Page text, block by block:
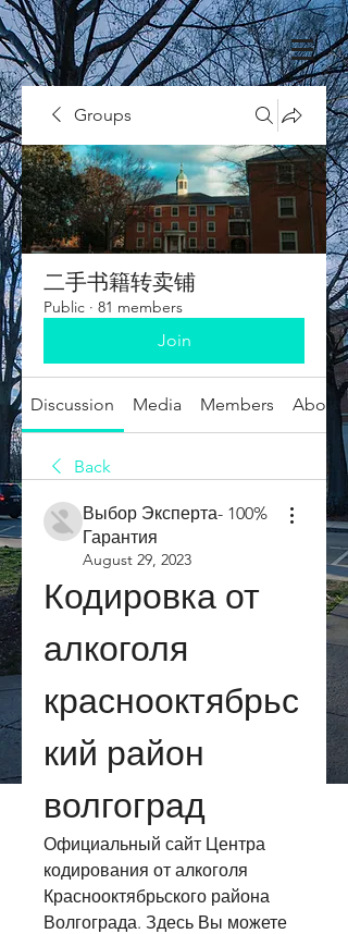
Groups
二手书籍转卖铺
Public · 81 members
Join
Discussion Media Members About
Back
Выбор Эксперта- 100%
Гарантия
August 29, 2023
Кодировка от
алкоголя
краснооктябрьс
кий район
волгоград
Официальный сайт Центра
кодирования от алкоголя
Краснооктябрьского района
Волгограда. Здесь Вы можете